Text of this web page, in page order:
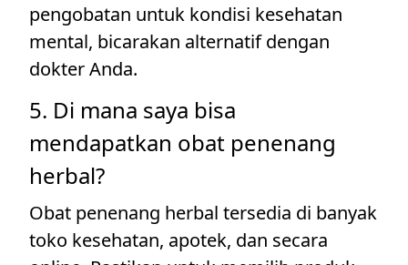
pengobatan untuk kondisi kesehatan
mental, bicarakan alternatif dengan
dokter Anda.
5. Di mana saya bisa
mendapatkan obat penenang
herbal?
Obat penenang herbal tersedia di banyak
toko kesehatan, apotek, dan secara